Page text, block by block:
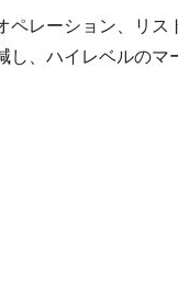
レーション、リ
、ハイレベルの